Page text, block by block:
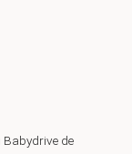
de